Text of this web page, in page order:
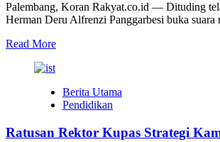
Palembang, Koran Rakyat.co.id — Dituding
Herman Deru Alfrenzi Panggarbesi buka suara
Read More
Berita Utama
Pendidikan
Ratusan Rektor Kupas Strategi